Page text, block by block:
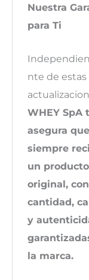
Nuestra
para Ti
nte de estas
WHEY SpA
asegura que
siempre
un producto
original,
cantidad,
y
la marca.